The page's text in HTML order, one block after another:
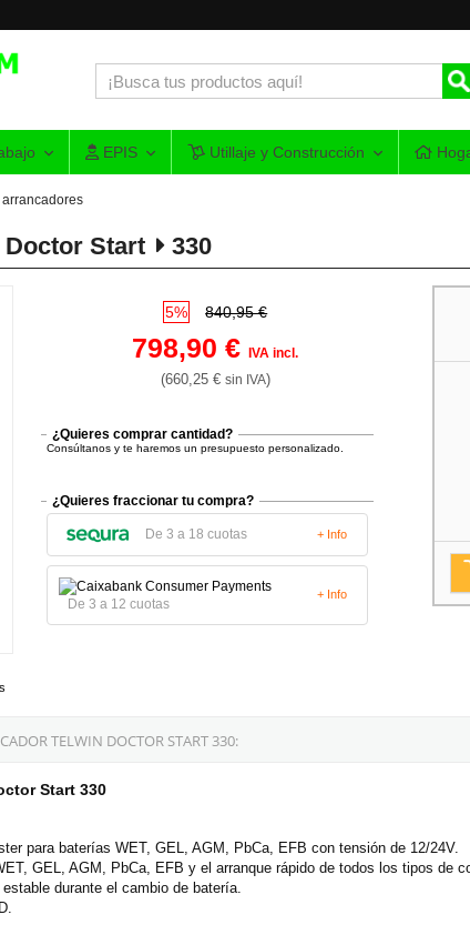
EPIS Utillaje y Construcción
Doctor Start 330
5% 840,95 €
798,90 €IVA incl.
(660,25 € sin IVA)
¿Quieres comprar cantidad?
Consúltanos y te haremos un presupuesto personalizado.
¿Quieres fraccionar tu compra?
De 3 a 18 cuotas + Info
De 3 a 12 cuotas
+ Info
TELWIN DOCTOR START 330:
Start 330
para baterías WET, GEL, AGM, PbCa, EFB con tensión de 12/24V.
GEL, AGM, PbCa, EFB y el arranque rápido de todos los tipos de
durante el cambio de batería.